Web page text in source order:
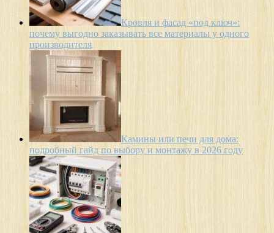
Кровля и фасад «под ключ»:
почему выгодно заказывать все материалы у одного
производителя
Камины или печи для дома:
подробный гайд по выбору и монтажу в 2026 году